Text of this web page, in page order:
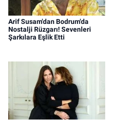
Arif Susam'dan Bodrum'da
Nostalji Rüzgarı! Sevenleri
Şarkılara Eşlik Etti